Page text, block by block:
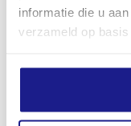
informatie die u
verzameld op
Maandag t/m